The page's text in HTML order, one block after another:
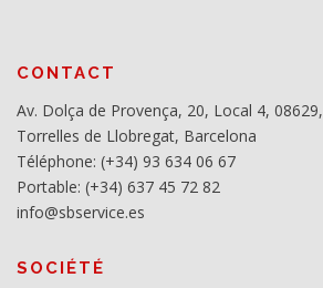
CONTACT
Av. Dolça de Provença, 20, Local 4, 08629,
Torrelles de Llobregat, Barcelona
Téléphone: (+34) 93 634 06 67
Portable: (+34) 637 45 72 82
info@sbservice.es
SOCIÉTÉ